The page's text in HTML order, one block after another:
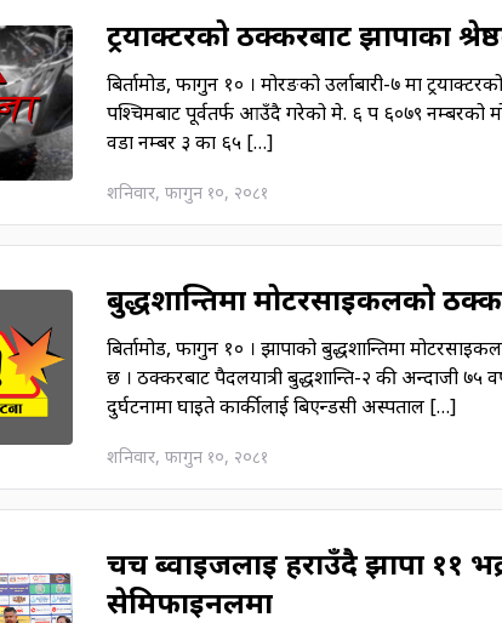
ट्रयाक्टरको ठक्करबाट झापाका
बिर्तामोड, फागुन १० । मोरङको उर्लाबारी-७ मा
पश्चिमबाट पूर्वतर्फ आउँदै गरेको मे. ६ प ६०७९ नम्बरको
वडा नम्बर ३ का ६५ […]
शनिवार, फागुन १०, २०८१
बुद्धशान्तिमा मोटरसाइकलको
बिर्तामोड, फागुन १० । झापाको बुद्धशान्तिमा
छ । ठक्करबाट पैदलयात्री बुद्धशान्ति-२ की अन्दाजी ७५
दुर्घटनामा घाइते कार्कीलाई बिएन्डसी अस्पताल […]
शनिवार, फागुन १०, २०८१
चर्च ब्वाइजलाई हराउँदै झापा ११
सेमिफाइनलमा